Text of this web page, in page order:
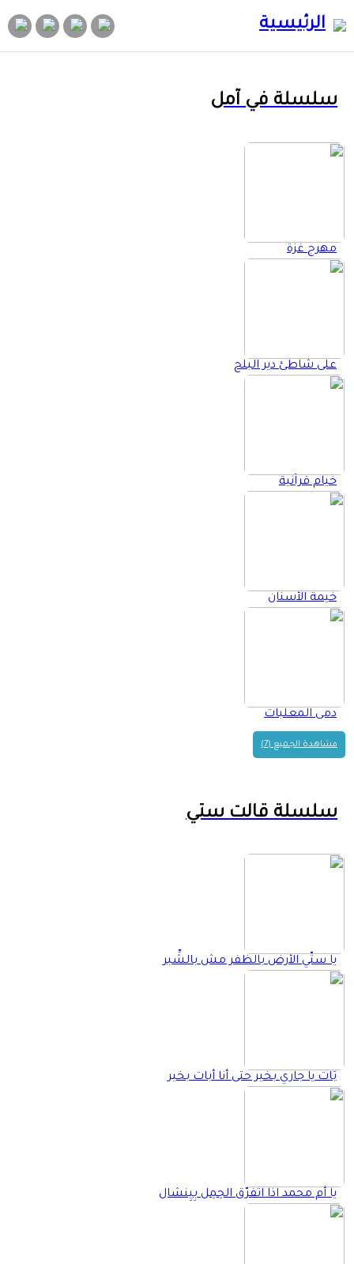
الرئيسية
سلسلة في آمل
مهرج غزة
على شاطئ دير البلح
خيام قرآنية
خيمة الأسنان
دمى المعلبات
مشاهدة الجميع (7)
سلسلة قالت ستي
يا ستّي الأرض بالظفر مش بالشِّبر
بَات يا جاري بخير حتى أنا أبات بخير
يا أم محمد اذا اتفرّق الحِمِل بِيِنشال